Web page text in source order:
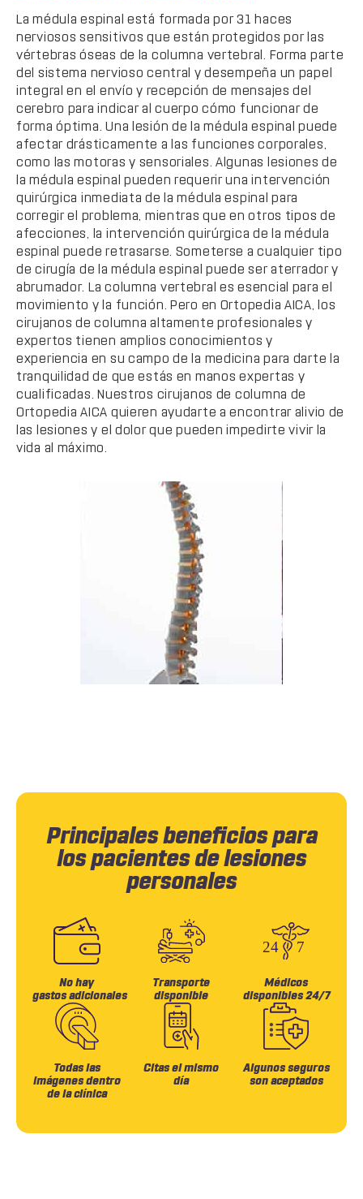
La médula espinal está formada por 31 haces
nerviosos sensitivos que están protegidos por las
vértebras óseas de la columna vertebral. Forma parte
del sistema nervioso central y desempeña un papel
integral en el envío y recepción de mensajes del
cerebro para indicar al cuerpo cómo funcionar de
forma óptima. Una lesión de la médula espinal puede
afectar drásticamente a las funciones corporales,
como las motoras y sensoriales. Algunas lesiones de
la médula espinal pueden requerir una intervención
quirúrgica inmediata de la médula espinal para
corregir el problema, mientras que en otros tipos de
afecciones, la intervención quirúrgica de la médula
espinal puede retrasarse. Someterse a cualquier tipo
de cirugía de la médula espinal puede ser aterrador y
abrumador. La columna vertebral es esencial para el
movimiento y la función. Pero en Ortopedia AICA, los
cirujanos de columna altamente profesionales y
expertos tienen amplios conocimientos y
experiencia en su campo de la medicina para darte la
tranquilidad de que estás en manos expertas y
cualificadas. Nuestros cirujanos de columna de
Ortopedia AICA quieren ayudarte a encontrar alivio de
las lesiones y el dolor que pueden impedirte vivir la
vida al máximo.
Principales beneficios para
los pacientes de lesiones
personales
No hay
gastos adicionales
Transporte
disponible
Médicos
disponibles 24/7
Todas las
imágenes dentro
de laclínica
Citas el mismo
día
Algunos seguros
son aceptados